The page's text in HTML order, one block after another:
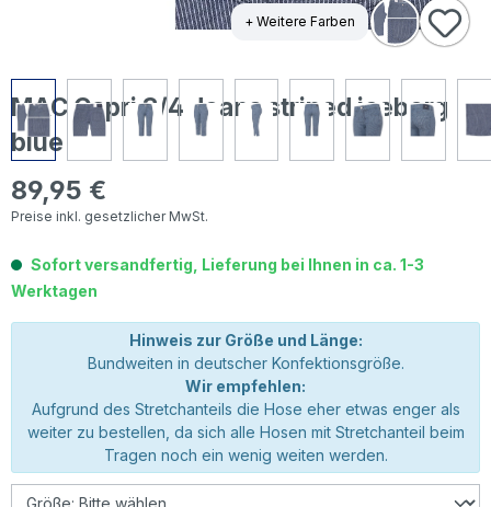
+ Weitere Farben
MAC Capri 3/4 Jeans striped iceberg
blue
Regulärer Preis:
89,95 €
Preise inkl. gesetzlicher MwSt.
Sofort versandfertig, Lieferung bei Ihnen in ca. 1-3
Werktagen
Hinweis zur Größe und Länge:
Bundweiten in deutscher Konfektionsgröße.
Wir empfehlen:
Aufgrund des Stretchanteils die Hose eher etwas enger als
weiter zu bestellen, da sich alle Hosen mit Stretchanteil beim
Tragen noch ein wenig weiten werden.